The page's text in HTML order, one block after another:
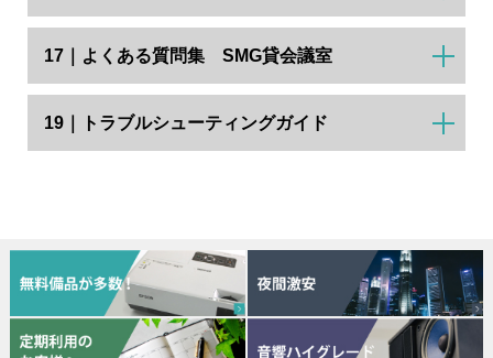
17｜よくある質問集 SMG貸会議室
19｜トラブルシューティングガイド